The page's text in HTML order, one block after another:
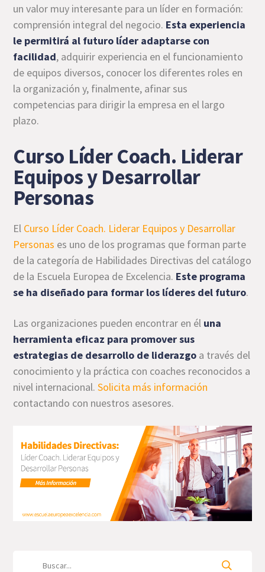
un valor muy interesante para un líder en formación:
comprensión integral del negocio. Esta experiencia
le permitirá al futuro líder adaptarse con
facilidad, adquirir experiencia en el funcionamiento
de equipos diversos, conocer los diferentes roles en
la organización y, finalmente, afinar sus
competencias para dirigir la empresa en el largo
plazo.
Curso Líder Coach. Liderar
Equipos y Desarrollar
Personas
El Curso Líder Coach. Liderar Equipos y Desarrollar
Personas es uno de los programas que forman parte
de la categoría de Habilidades Directivas del catálogo
de la Escuela Europea de Excelencia. Este programa
se ha diseñado para formar los líderes del futuro.
Las organizaciones pueden encontrar en él una
herramienta eficaz para promover sus
estrategias de desarrollo de liderazgo a través del
conocimiento y la práctica con coaches reconocidos a
nivel internacional.Solicita más información
contactando con nuestros asesores.